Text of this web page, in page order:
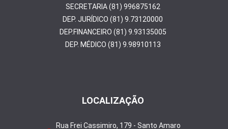
SECRETARIA (81) 996875162
DEP. JURÍDICO (81) 9.73120000
DEP.FINANCEIRO (81) 9.93135005
DEP. MÉDICO (81) 9.98910113
LOCALIZAÇÃO
Rua Frei Cassimiro, 179 - Santo Amaro